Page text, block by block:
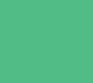
Packs
à l'utilisation avec des